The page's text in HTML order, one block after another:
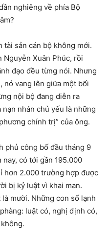
nghiêng về phía Bộ
sản cán bộ không mới.
Nguyễn Xuân Phúc, rồi
đạo đều từng nói. Nhưng
nó vang lên giữa một bối
nội bộ đang diễn ra
nhân chủ yếu là những
chính trị” của ông.
phủ công bố đầu tháng 9
có tới gần 195.000
hơn 2.000 trường hợp được
bị kỷ luật vì khai man.
mười. Những con số lạnh
luật có, nghị định có,